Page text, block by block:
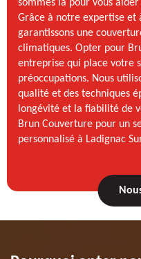
sommes là pour vous
Grâce à notre expertise et
garantissons une
climatiques. Opter pour
entreprise qui place votre
préoccupations. Nous
qualité et des techniques
longévité et la fiabilité de
Brun Couverture pour un
personnalisé à Ladignac